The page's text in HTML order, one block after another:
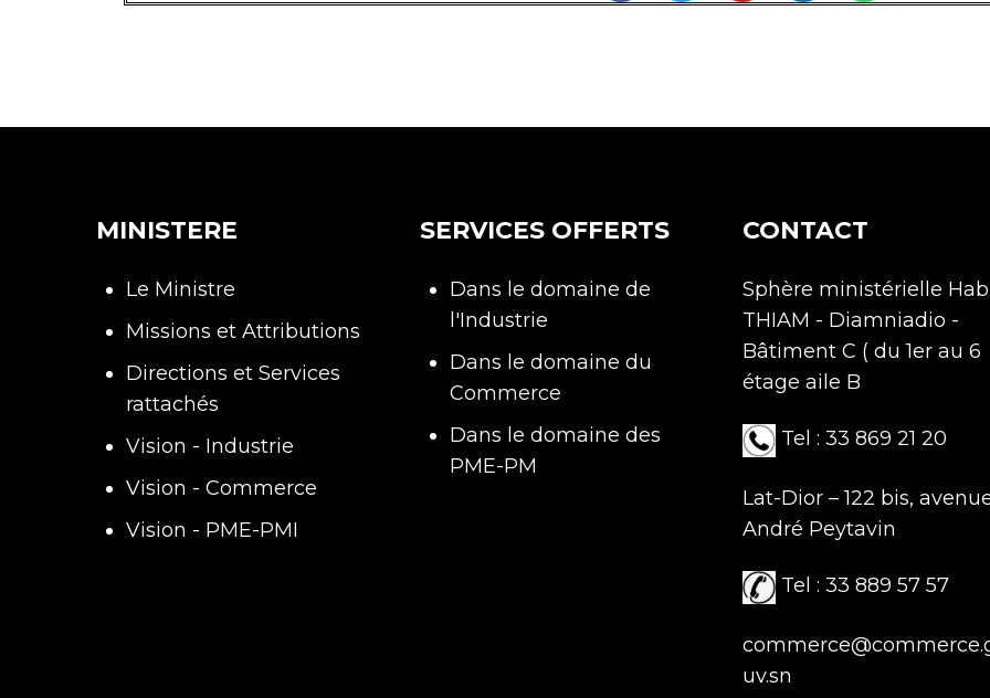
MINISTERE
Le Ministre
Missions et Attributions
Directions et Services
rattachés
Vision - Industrie
Vision - Commerce
Vision - PME-PMI
SERVICES OFFERTS
Dans le domaine de
l'Industrie
Dans le domaine du
Commerce
Dans le domaine des
PME-PM
CONTACT
Sphère ministérielle
THIAM - Diamniadio -
Bâtiment C ( du 1er au 6
étage aile B
Tel : 33 869 21 20
Lat-Dior – 122 bis,
André Peytavin
Tel : 33 889 57 57
uv.sn